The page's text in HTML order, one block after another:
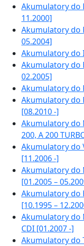
Akumulatory do
11.2000]
Akumulatory do
05.2004]
Akumulatory do
Akumulatory do
02.2005]
Akumulatory do
Akumulatory do
[08.2010 -]
Akumulatory do
200, A 200
Akumulatory do
[11.2006 -]
Akumulatory do
[01.2005 –
Akumulatory do
[10.1995 –
Akumulatory do
CDI [01.2007 -]
Akumulatory do